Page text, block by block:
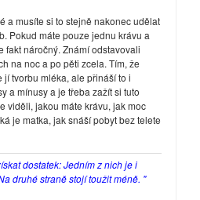
a musíte si to stejně nakonec udělat
Pokud máte pouze jednu krávu a
fakt náročný. Známí odstavovali
na noc a po pěti zcela. Tím, že
jí tvorbu mléka, ale přináší to i
a mínusy a je třeba zažít si tuto
viděli, jakou máte krávu, jak moc
je matka, jak snáší pobyt bez telete
dostatek: Jedním z nich je i
druhé straně stojí toužit méně. "